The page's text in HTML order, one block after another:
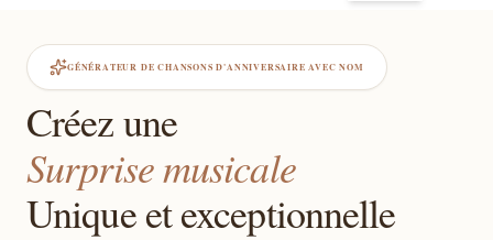
GÉNÉRATEUR DE CHANSONS D'ANNIVERSAIRE AVEC NOM
Créez une
Surprise musicale
Unique et exceptionnelle